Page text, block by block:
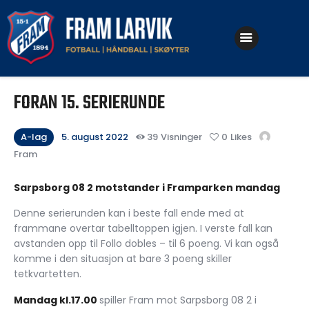
Fotball
Håndball
FORAN 15. SERIERUNDE
A-lag 5. august 2022 39 Visninger 0 Likes
Fram
Sarpsborg 08 2 motstander i Framparken mandag
Denne serierunden kan i beste fall ende med at
frammane overtar tabelltoppen igjen. I verste fall kan
avstanden opp til Follo dobles – til 6 poeng. Vi kan også
komme i den situasjon at bare 3 poeng skiller
tetkvartetten.
Mandag kl.17.00 spiller Fram mot Sarpsborg 08 2 i